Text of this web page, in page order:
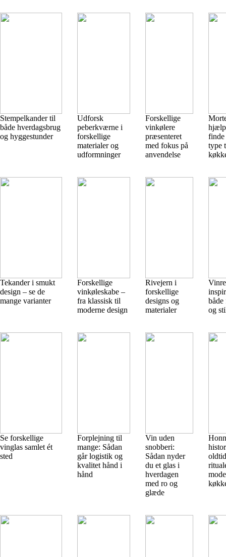
Stempelkander til
både hverdagsbrug
og hyggestunder
Udforsk
peberkværne i
forskellige
materialer og
udformninger
Forskellige
vinkølere
præsenteret
med fokus på
anvendelse
finde
type
Tekander i smukt
design – se de
mange varianter
Forskellige
vinkøleskabe –
fra klassisk til
moderne design
Rivejern i
forskellige
designs og
materialer
og
Se forskellige
vinglas samlet ét
sted
Forplejning til
mange: Sådan
går logistik og
kvalitet hånd i
hånd
Vin uden
snobberi:
Sådan nyder
du et glas i
hverdagen
med ro og
glæde